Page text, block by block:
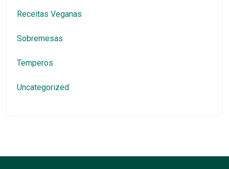
Receitas Veganas
Sobremesas
Temperos
Uncategorized